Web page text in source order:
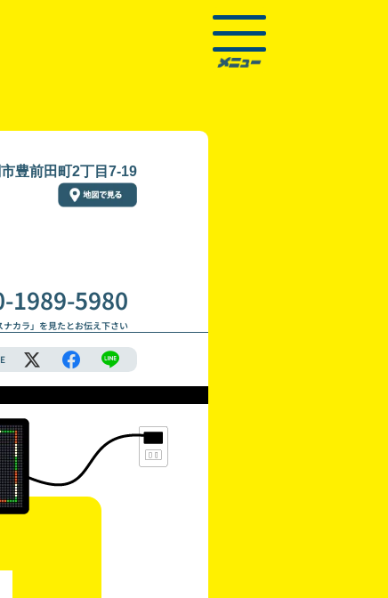
豊前田町2丁目7-19
1989-5980
カラ」を見たとお伝え下さい